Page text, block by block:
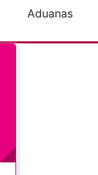
Aduanas